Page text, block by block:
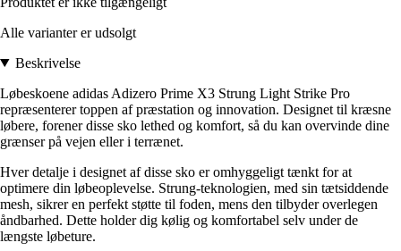
Alle varianter er udsolgt
Beskrivelse
Løbeskoene adidas Adizero Prime X3 Strung Light Strike Pro
repræsenterer toppen af præstation og innovation. Designet til kræsne
løbere, forener disse sko lethed og komfort, så du kan overvinde dine
grænser på vejen eller i terrænet.
Hver detalje i designet af disse sko er omhyggeligt tænkt for at
optimere din løbeoplevelse. Strung-teknologien, med sin tætsiddende
mesh, sikrer en perfekt støtte til foden, mens den tilbyder overlegen
åndbarhed. Dette holder dig kølig og komfortabel selv under de
længste løbeture.